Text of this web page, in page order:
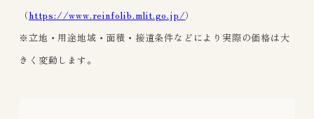
（https://www.reinfolib.mlit.go.jp/）
※立地・用途地域・面積・接道条件などにより実際の価格は大
きく変動します。